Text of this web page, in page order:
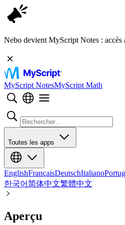
Nebo devient MyScript Notes : accès
MyScript NotesMyScript Math
Toutes les apps
EnglishFrançaisDeutschItaliano
한국어简体中文繁體中文
Aperçu